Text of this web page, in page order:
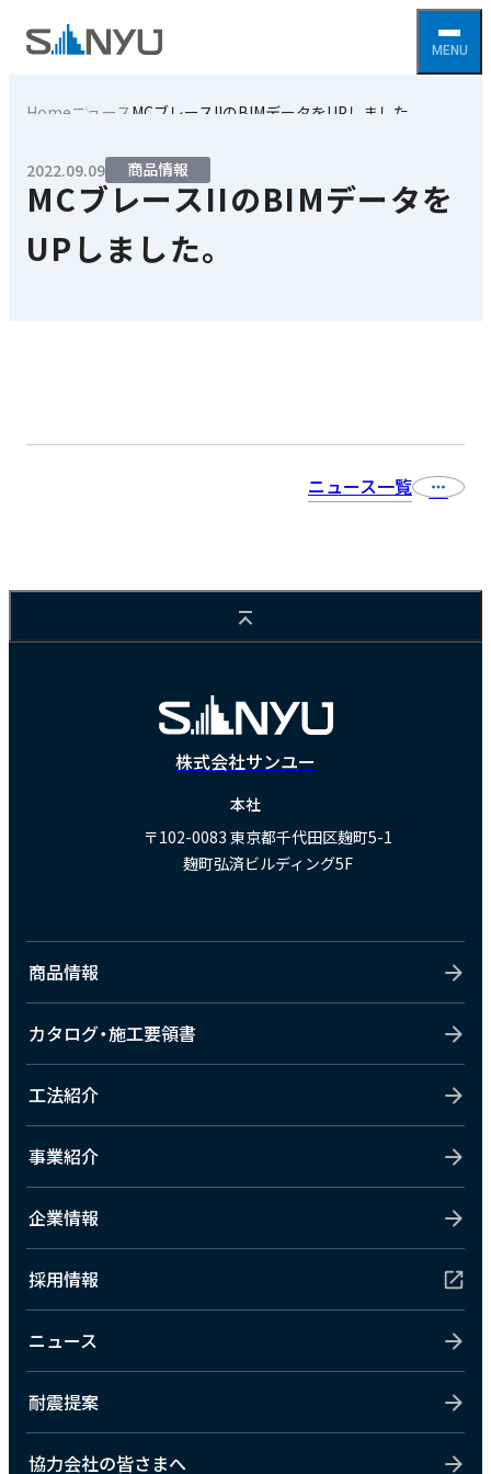
Homeニュース MCブレースIIのBIMデータをUPしました。
2022.09.09 商品情報
MCブレースIIのBIMデータを
UPしました。
ニュース一覧
株式会社サンユー
本社
〒102-0083 東京都千代田区麹町5-1
麹町弘済ビルディング5F
商品情報
カタログ・施工要領書
工法紹介
事業紹介
企業情報
採用情報
ニュース
耐震提案
協力会社の皆さまへ